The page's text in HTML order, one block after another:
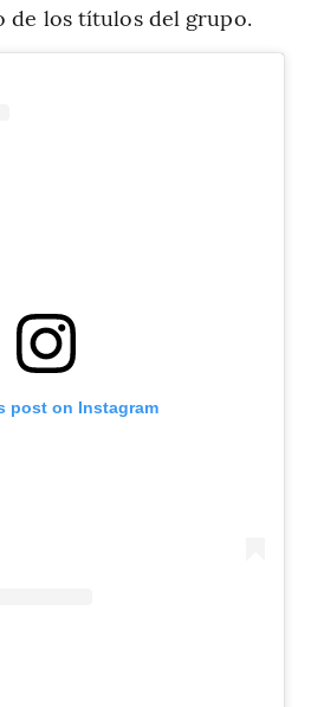
de los títulos del grupo.
post on Instagram